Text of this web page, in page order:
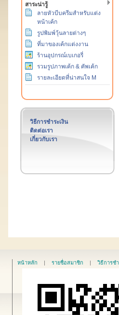
สาระน่ารู้
ลายหัวบีบครีมสำหรับแต่ง
หน้าเค้ก
รูปพิมพ์วุ้นลายต่างๆ
ที่มาของเค้กแต่งงาน
ร้านอุปกรณ์เบเกอรี่
รวมรูปภาพเค้ก & คัพเค้ก
รายละเอียดที่น่าสนใจ M
วิธีการชำระเงิน
ติดต่อเรา
เกี่ยวกับเรา
หน้าหลัก | รายชื่อสมาชิก | วิธีการช